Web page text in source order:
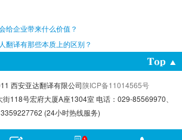
给企业带来什么价值？
翻译有那些本质上的区别？
西安亚达翻译有限公司陕ICP备11014565号
118号宏府大厦A座1304室 电话：029-85569970、
(24小时热线服务)